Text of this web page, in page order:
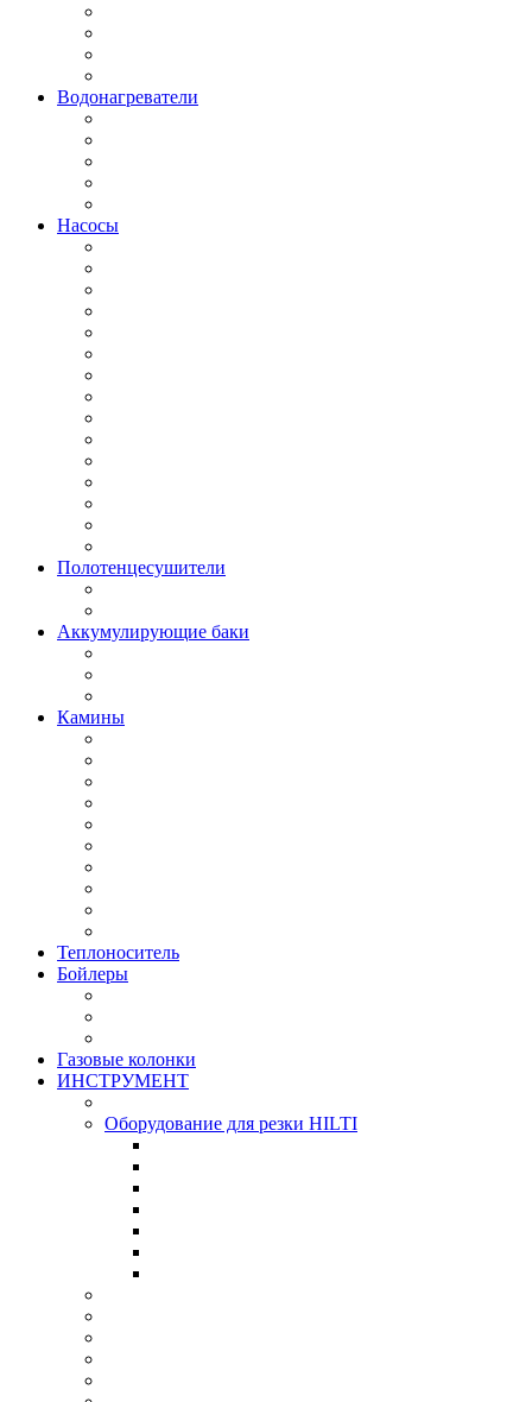
Водонагреватели
Насосы
Полотенцесушители
Аккумулирующие баки
Камины
Теплоноситель
Бойлеры
Газовые колонки
ИНСТРУМЕНТ
Оборудование для резки HILTI